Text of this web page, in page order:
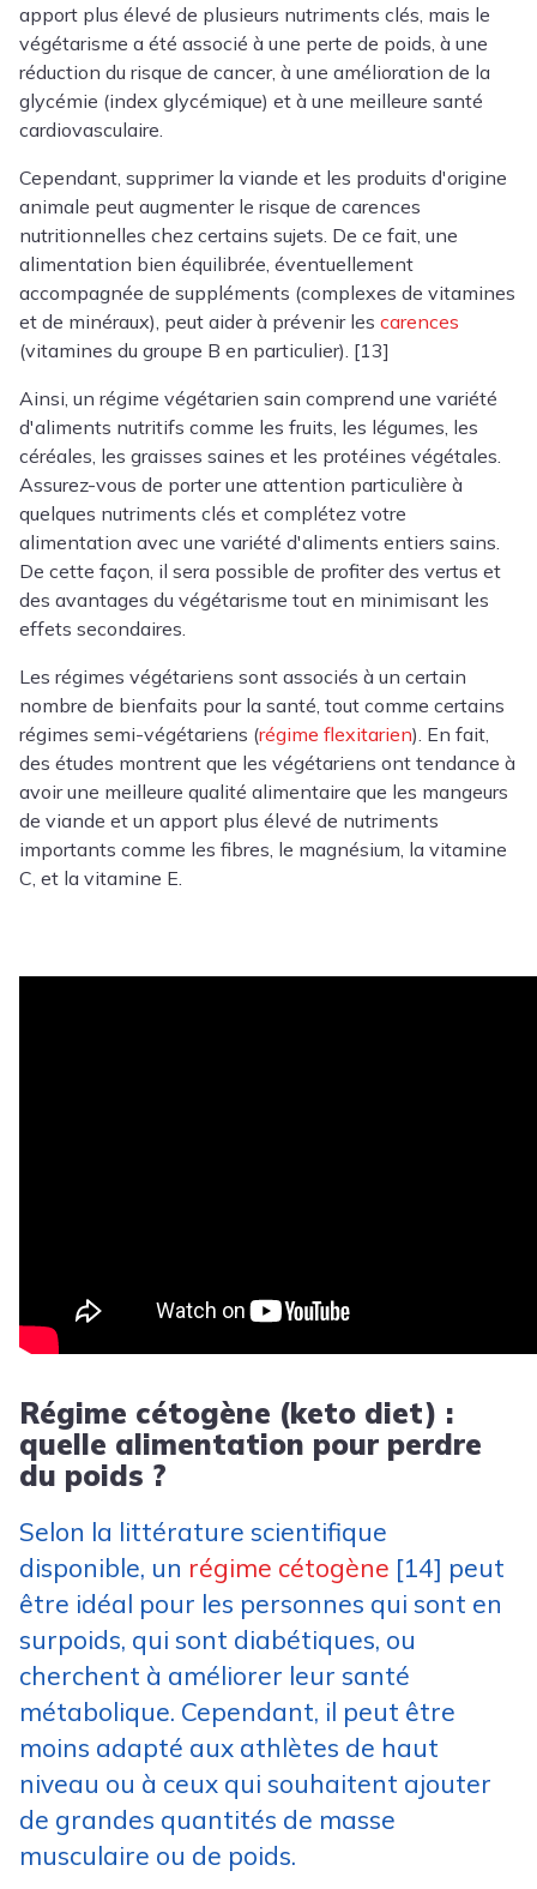
apport plus élevé de plusieurs nutriments clés, mais le
végétarisme a été associé à une perte de poids, à une
réduction du risque de cancer, à une amélioration de la
glycémie (index glycémique) et à une meilleure santé
cardiovasculaire.
Cependant, supprimer la viande et les produits d'origine
animale peut augmenter le risque de carences
nutritionnelles chez certains sujets. De ce fait, une
alimentation bien équilibrée, éventuellement
accompagnée de suppléments (complexes de vitamines
et de minéraux), peut aider à prévenir les carences
(vitamines du groupe B en particulier). [13]
Ainsi, un régime végétarien sain comprend une variété
d'aliments nutritifs comme les fruits, les légumes, les
céréales, les graisses saines et les protéines végétales.
Assurez-vous de porter une attention particulière à
quelques nutriments clés et complétez votre
alimentation avec une variété d'aliments entiers sains.
De cette façon, il sera possible de profiter des vertus et
des avantages du végétarisme tout en minimisant les
effets secondaires.
Les régimes végétariens sont associés à un certain
nombre de bienfaits pour la santé, tout comme certains
régimes semi-végétariens (régime flexitarien). En fait,
des études montrent que les végétariens ont tendance à
avoir une meilleure qualité alimentaire que les mangeurs
de viande et un apport plus élevé de nutriments
importants comme les fibres, le magnésium, la vitamine
C, et la vitamine E.
Régime cétogène (keto diet) :
quelle alimentation pour perdre
du poids ?
Selon la littérature scientifique
disponible, un régime cétogène [14] peut
être idéal pour les personnes qui sont en
surpoids, qui sont diabétiques, ou
cherchent à améliorer leur santé
métabolique. Cependant, il peut être
moins adapté aux athlètes de haut
niveau ou à ceux qui souhaitent ajouter
de grandes quantités de masse
musculaire ou de poids.